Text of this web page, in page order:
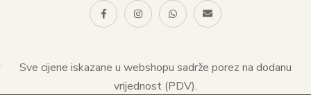
Sve cijene iskazane u webshopu sadrže porez na dodanu
vrijednost (PDV).